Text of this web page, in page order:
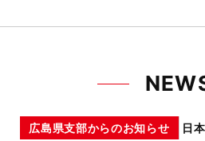
広島県支部からのお知らせ 日